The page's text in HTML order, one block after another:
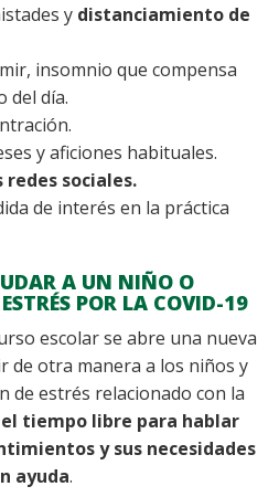
y distanciamiento de
insomnio que compensa
del día.
y aficiones habituales.
redes sociales.
de interés en la práctica
A UN NIÑO O
POR LA COVID-19
escolar se abre una nueva
de otra manera a los niños y
de estrés relacionado con la
tiempo libre para hablar
y sus necesidades
ayuda.